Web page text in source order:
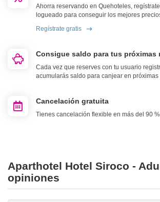
Ahorra reservando en Quehoteles,
logueado para conseguir los mejores
Regístrate gratis
Consigue saldo para tus próximas
Cada vez que reserves con tu usuario
acumularás saldo para canjear en próximas
Cancelación gratuita
Tienes cancelación flexible en más del 90
Aparthotel Hotel Siroco -
opiniones